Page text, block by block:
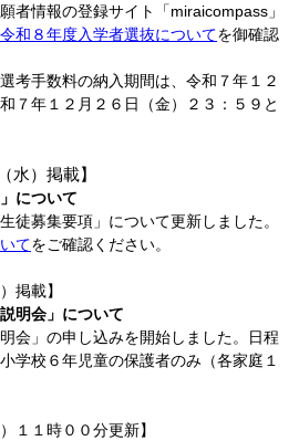
者情報の登録サイト「miraicompass」
令和８年度入学者選抜についてを御確認
考手数料の納入期間は、令和７年１２
７年１２月２６日（金）２３：５９と
水）掲載】
について
徒募集要項」について更新しました。
てをご確認ください。
掲載】
明会」について
会」の申し込みを開始しました。日程
学校６年児童の保護者のみ（各家庭１
１１時００分更新】